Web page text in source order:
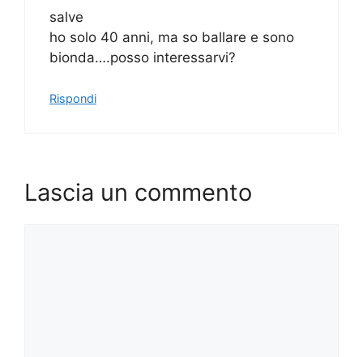
salve
ho solo 40 anni, ma so ballare e sono
bionda….posso interessarvi?
Rispondi
Lascia un commento